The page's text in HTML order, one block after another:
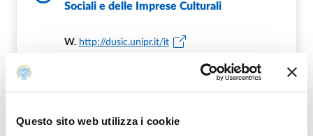
Questo sito web utilizza i cookie
Sociali e delle Imprese Culturali
W. http://dusic.unipr.it/it
DI DIPARTIMENTO DI DISCIPLINE